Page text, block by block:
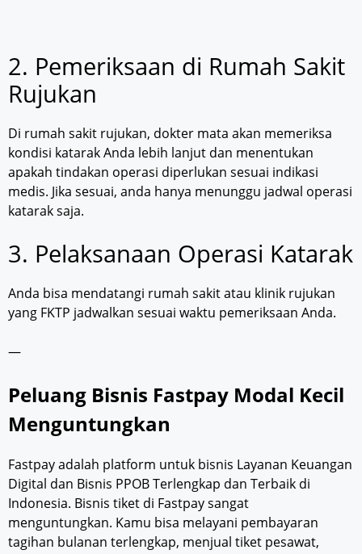
2. Pemeriksaan di Rumah Sakit
Rujukan
Di rumah sakit rujukan, dokter mata akan memeriksa
kondisi katarak Anda lebih lanjut dan menentukan
apakah tindakan operasi diperlukan sesuai indikasi
medis. Jika sesuai, anda hanya menunggu jadwal operasi
katarak saja.
3. Pelaksanaan Operasi Katarak
Anda bisa mendatangi rumah sakit atau klinik rujukan
yang FKTP jadwalkan sesuai waktu pemeriksaan Anda.
—
Peluang Bisnis Fastpay Modal Kecil
Menguntungkan
Fastpay adalah platform untuk bisnis Layanan Keuangan
Digital dan Bisnis PPOB Terlengkap dan Terbaik di
Indonesia. Bisnis tiket di Fastpay sangat
menguntungkan. Kamu bisa melayani pembayaran
tagihan bulanan terlengkap, menjual tiket pesawat,